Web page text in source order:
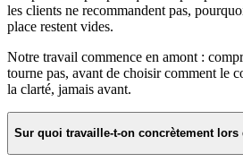
les clients ne recommandent pas,
place restent vides.
Notre travail commence en amont :
tourne pas, avant de choisir comment le
la clarté, jamais avant.
Sur quoi travaille-t-on concrètement lors